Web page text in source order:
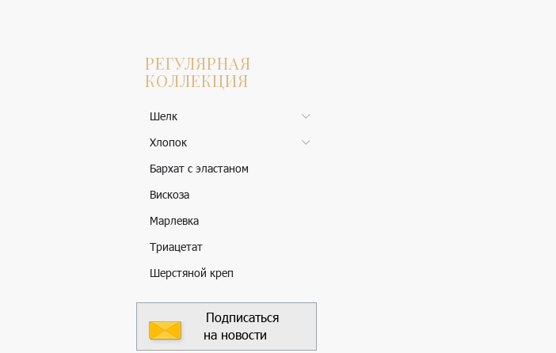
РЕГУЛЯРНАЯ
КОЛЛЕКЦИЯ
Шелк
Хлопок
Бархат с эластаном
Вискоза
Марлевка
Триацетат
Шерстяной креп
Подписаться
на новости